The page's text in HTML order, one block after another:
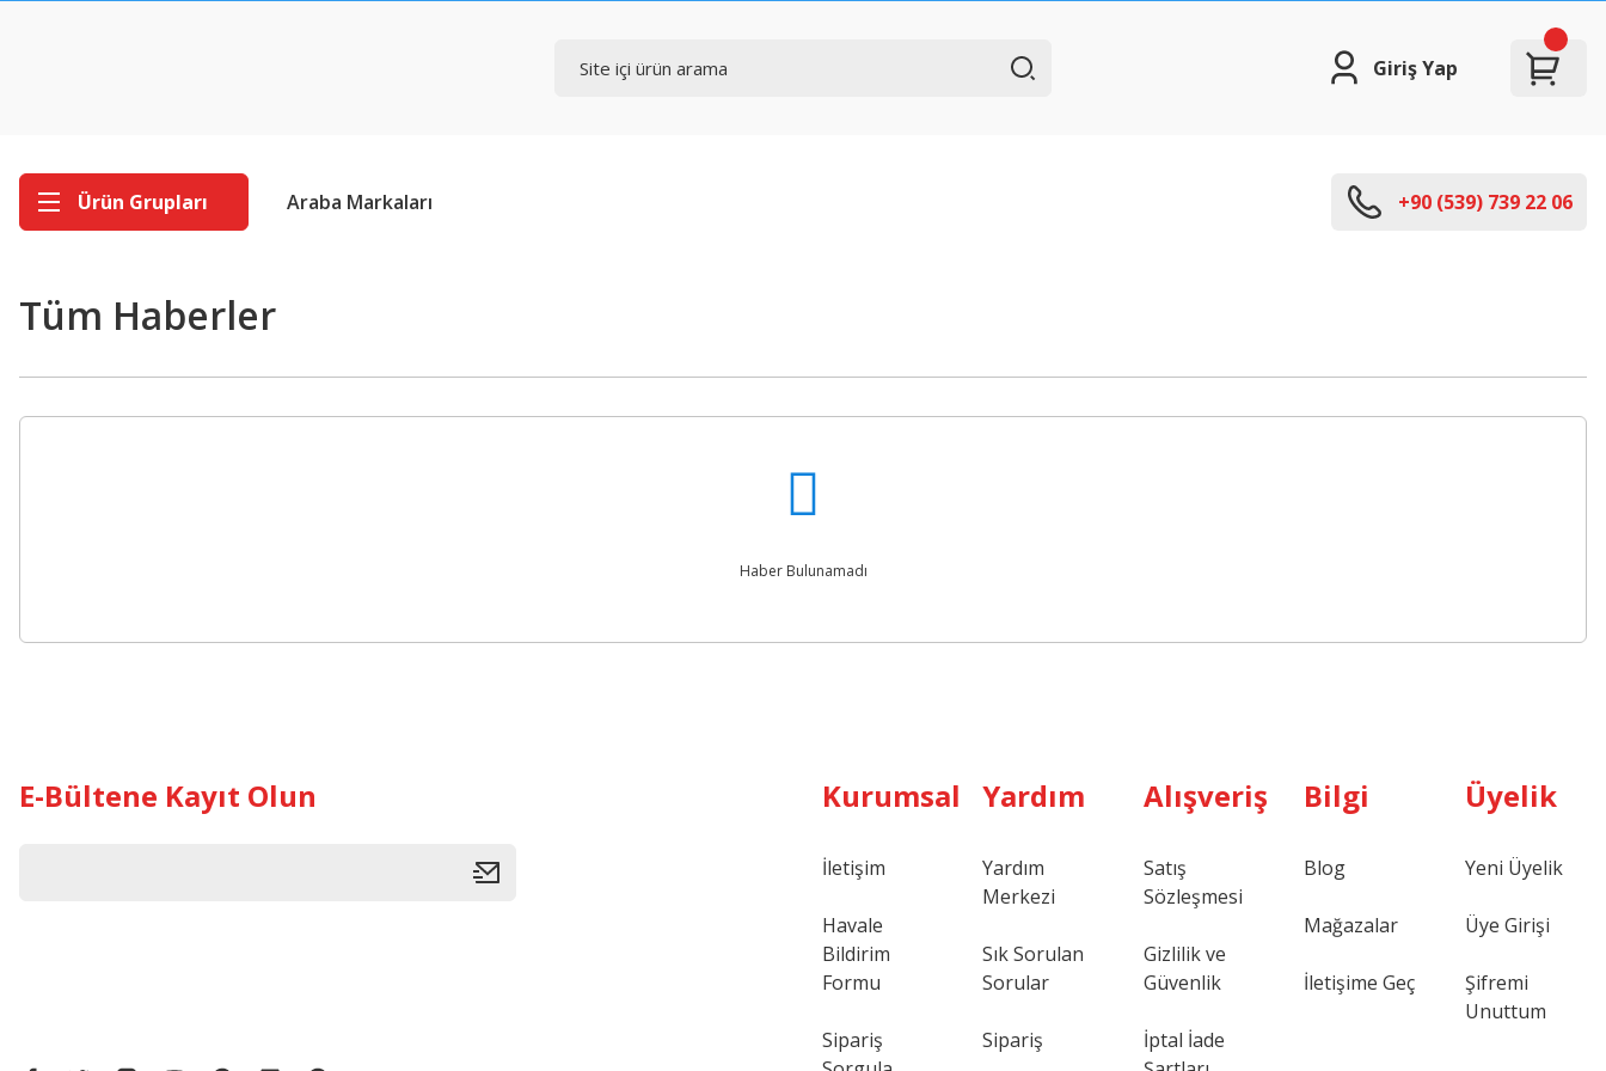
Giriş Yap
Ürün Grupları Araba Markaları +90 (539) 739 22 06
Tüm Haberler
Haber Bulunamadı
E-Bültene Kayıt Olun Kurumsal
İletişim
Havale
Bildirim
Formu
Sipariş
Yardım
Yardım
Merkezi
Sık Sorulan
Sorular
Sipariş
Alışveriş
Satış
Sözleşmesi
Gizlilik ve
Güvenlik
İptal İade
Bilgi
Blog
Mağazalar
İletişime Geç
Üyelik
Yeni Üyelik
Üye Girişi
Şifremi
Unuttum